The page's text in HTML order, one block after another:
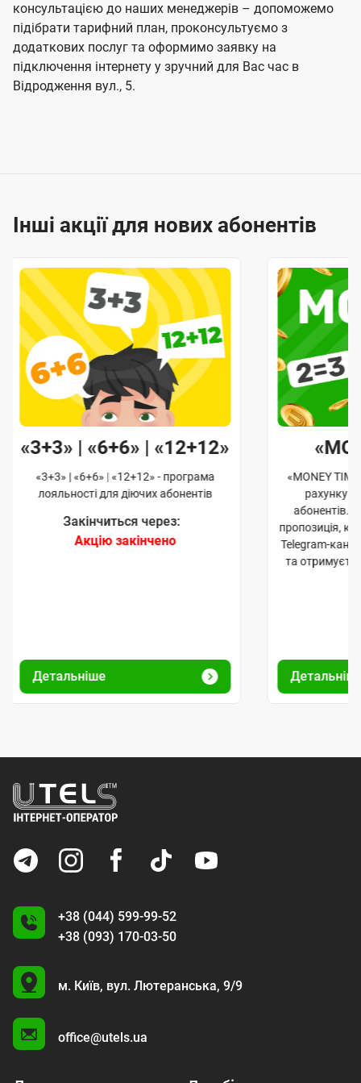
консультацією до наших менеджерів – допоможемо
підібрати тарифний план, проконсультуємо з
додаткових послуг та оформимо заявку на
підключення інтернету у зручний для Вас час в
Відродження вул., 5.
Інші акції для нових абонентів
«3+3» | «6+6» | «12+12»
«3+3» | «6+6» | «12+12» - програма
лояльності для діючих абонентів
Закінчиться через:
Акцію закінчено
Детальніше
«MONEY
рахунку
абонентів.
пропозиція,
Telegram-
та
+38 (044) 599-99-52
+38 (093) 170-03-50
U
м. Київ, вул. Лютеранська, 9/9
office@utels.ua